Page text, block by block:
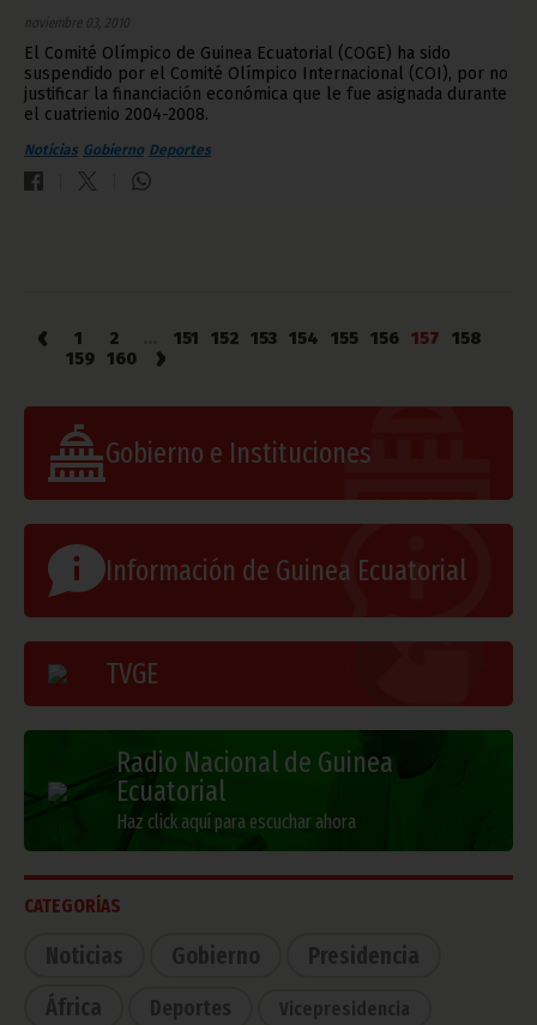
noviembre 03, 2010
El Comité Olímpico de Guinea Ecuatorial (COGE) ha sido
suspendido por el Comité Olímpico Internacional (COI), por no
justificar la financiación económica que le fue asignada durante
el cuatrienio 2004-2008.
Noticias Gobierno Deportes
‹ 1 2 151 152 153 154 155 156 157
158
159 160 ›
Gobierno e Instituciones
Información de Guinea Ecuatorial
TVGE
Radio Nacional de Guinea
Ecuatorial
Haz click aquí para escuchar ahora
CATEGORÍAS
Noticias Gobierno
Presidencia
África
Deportes Vicepresidencia